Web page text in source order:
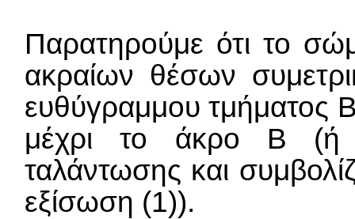
Παρατηρούμε ότι το
ακραίων θέσων
ευθύγραμμου
μέχρι το άκρο Β (ή
ταλάντωσης και
εξίσωση (1)).